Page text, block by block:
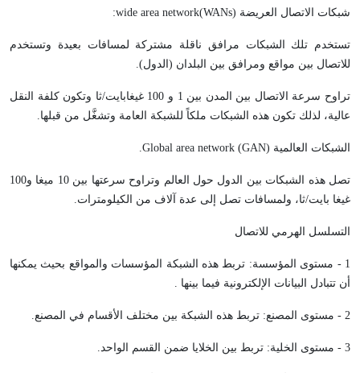
شبكات الاتصال العريضة (WANs
)
wide area network
:
تستخدم تلك الشبكات مرافق ناقلة مشتركة لمسافات بعيدة وتستخدم
للاتصال بين مواقع ومرافق بين البلدان (الدول).
تراوح سرعة الاتصال بين المدن بين 1 و 100 غيغابايت/ثا وتكون كلفة النقل
عالية، لذلك تكون هذه الشبكات ملكاً للشبكة العامة وتشغَّل من قبلها.
الشبكات العالمية (GAN
)
Global area network
.
تصل هذه الشبكات بين الدول حول العالم وتراوح سرعتها بين 10 ميغا و100
غيغا بايت/ثا، ولمسافات تصل إلى عدة آلاف من الكيلومترات.
التسلسل الهرمي للاتصال
1 - مستوى المؤسسة: تربط هذه الشبكة المؤسسات والمواقع بحيث يمكنها
أن تتبادل البيانات الإلكترونية فيما بينها .
2 - مستوى المصنع: تربط هذه الشبكة بين مختلف الأقسام في المصنع.
3 - مستوى الخلية: تربط بين الخلايا ضمن القسم الواحد.